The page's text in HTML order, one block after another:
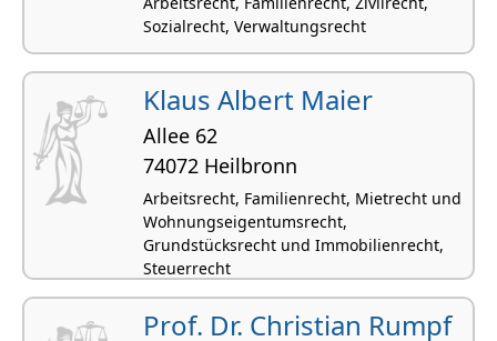
Sozialrecht, Verwaltungsrecht
Klaus Albert Maier
Allee 62
74072 Heilbronn
Arbeitsrecht, Familienrecht, Mietrecht und
Wohnungseigentumsrecht,
Grundstücksrecht und Immobilienrecht,
Steuerrecht
Prof. Dr. Christian Rumpf